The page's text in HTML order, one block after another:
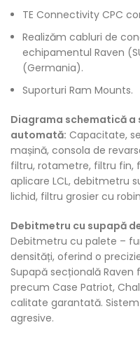
TE Connectivity CPC
Realizăm cabluri de
echipamentul Raven
(Germania).
Suporturi Ram Mounts.
Diagrama schematică a
automată: Capacitate,
mașină, consola de
filtru, rotametre, filtru fin,
aplicare LCL, debitmetru
lichid, filtru grosier cu
Debitmetru cu supapă
Debitmetru cu palete –
densități, oferind o
Supapă secțională
precum Case Patriot,
calitate garantată.
agresive.